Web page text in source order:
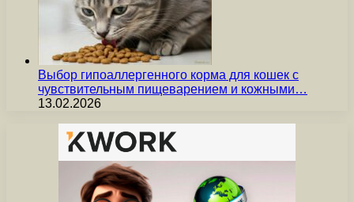
Выбор гипоаллергенного корма для кошек с
чувствительным пищеварением и кожными…
13.02.2026